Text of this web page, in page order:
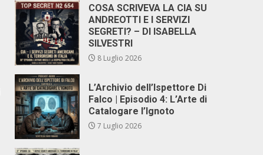
COSA SCRIVEVA LA CIA SU
ANDREOTTI E I SERVIZI
SEGRETI? – DI ISABELLA
SILVESTRI
8 Luglio 2026
L’Archivio dell’Ispettore Di
Falco | Episodio 4: L’Arte di
Catalogare l’Ignoto
7 Luglio 2026